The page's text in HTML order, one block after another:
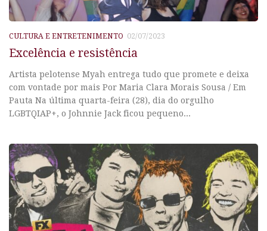
CULTURA E ENTRETENIMENTO 02/07/2023
Excelência e resistência
Artista pelotense Myah entrega tudo que promete e deixa
com vontade por mais Por Maria Clara Morais Sousa / Em
Pauta Na última quarta-feira (28), dia do orgulho
LGBTQIAP+, o Johnnie Jack ficou pequeno...